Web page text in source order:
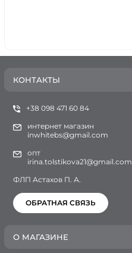
КОНТАКТЫ
+38 098 471 60 84
интернет магазин
inwhitebs@gmail.com
опт
irina.tolstikova21@gmail.com
ФЛП Астахов П. А.
ОБРАТНАЯ СВЯЗЬ
О МАГАЗИНЕ